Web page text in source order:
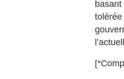
basant
tolérée